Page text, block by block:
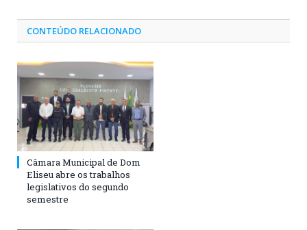
CONTEÚDO RELACIONADO
Câmara Municipal de Dom
Eliseu abre os trabalhos
legislativos do segundo
semestre